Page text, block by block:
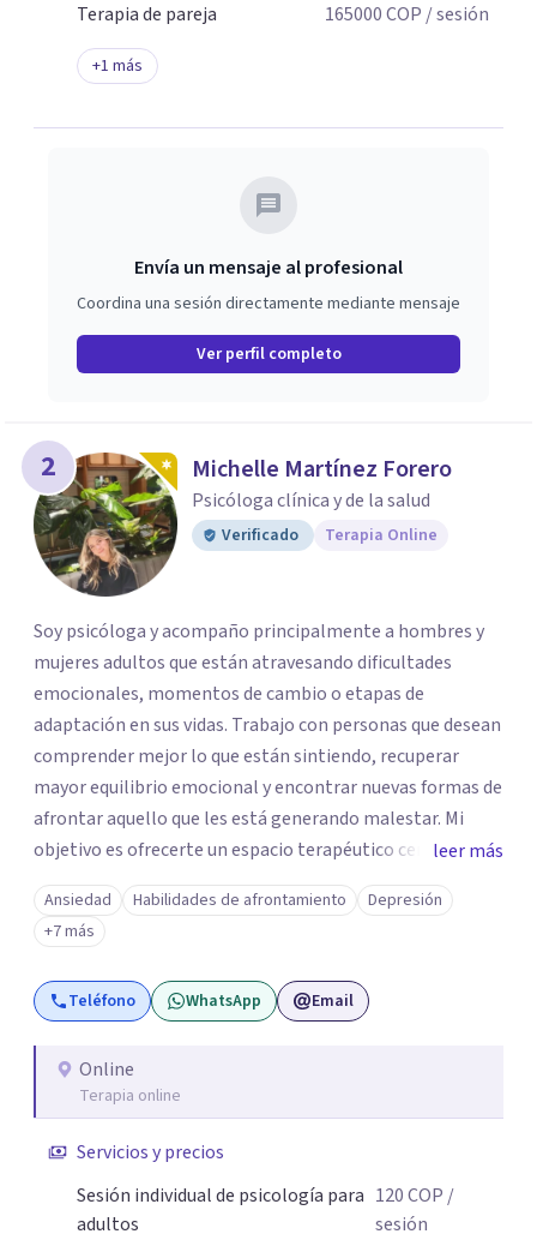
Terapia de pareja
165000COP / sesión
+1 más
Envía un mensaje al profesional
Coordina una sesión directamente mediante mensaje
Ver perfil completo
2 Michelle Martínez Forero
Psicóloga clínica y de la salud
Verificado Terapia Online
Soy psicóloga y acompaño principalmente a hombres y
mujeres adultos que están atravesando dificultades
emocionales, momentos de cambio o etapas de
adaptación en sus vidas. Trabajo con personas que desean
comprender mejor lo que están sintiendo, recuperar
mayor equilibrio emocional y encontrar nuevas formas de
afrontar aquello que les está generando malestar. Mi
objetivo es ofrecerte un espacio terapéutico cercano,
seguro y libre de juicios, en el que puedas comprender
mejor lo que estás viviendo, reconocer tus necesidades y
desarrollar herramientas que te ayuden a afrontar tu
malestar emocional con mayor claridad y bienestar.
leer más
Ansiedad Habilidades de afrontamiento
Depresión
+7 más
Teléfono WhatsApp Email
Online
Terapia online
Servicios y precios
Sesión individual de psicología para
adultos
120COP /
sesión